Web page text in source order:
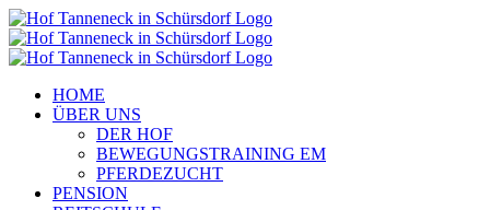
Zum
Inhalt
springen
HOME
ÜBER UNS
DER HOF
BEWEGUNGSTRAINING EM
PFERDEZUCHT
PENSION